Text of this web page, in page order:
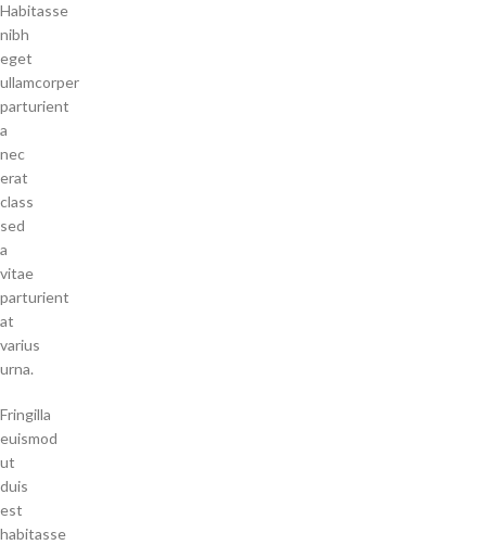
Habitasse
nibh
eget
ullamcorper
parturient
a
nec
erat
class
sed
a
vitae
parturient
at
varius
urna.
Fringilla
euismod
ut
duis
est
habitasse